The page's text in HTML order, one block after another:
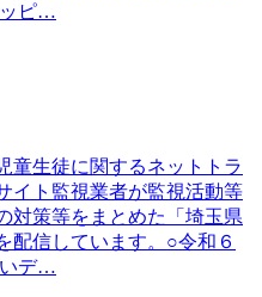
ッピ…
童生徒に関するネットトラ
イト監視業者が監視活動等
対策等をまとめた「埼玉県
配信しています。○令和６
いデ…